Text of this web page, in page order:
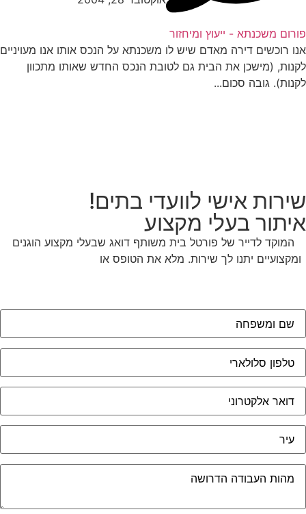
משכנתא - ייעוץ ומיחזור
רוכשים דירה מאדם שיש לו משכנתא על הנכס אותו אנו מעויניים
(מישכן את הבית גם לטובת הנכס החדש שאותו מתכוון
גובה סכום...
אישי לוועדי בתים!
בעלי מקצוע
המוקד לדייר של פורטל בית משותף דואג שבעלי מקצוע הוגנים
יתנו לך שירות. מלא את הטופס אולחץ לשליחת הודעת